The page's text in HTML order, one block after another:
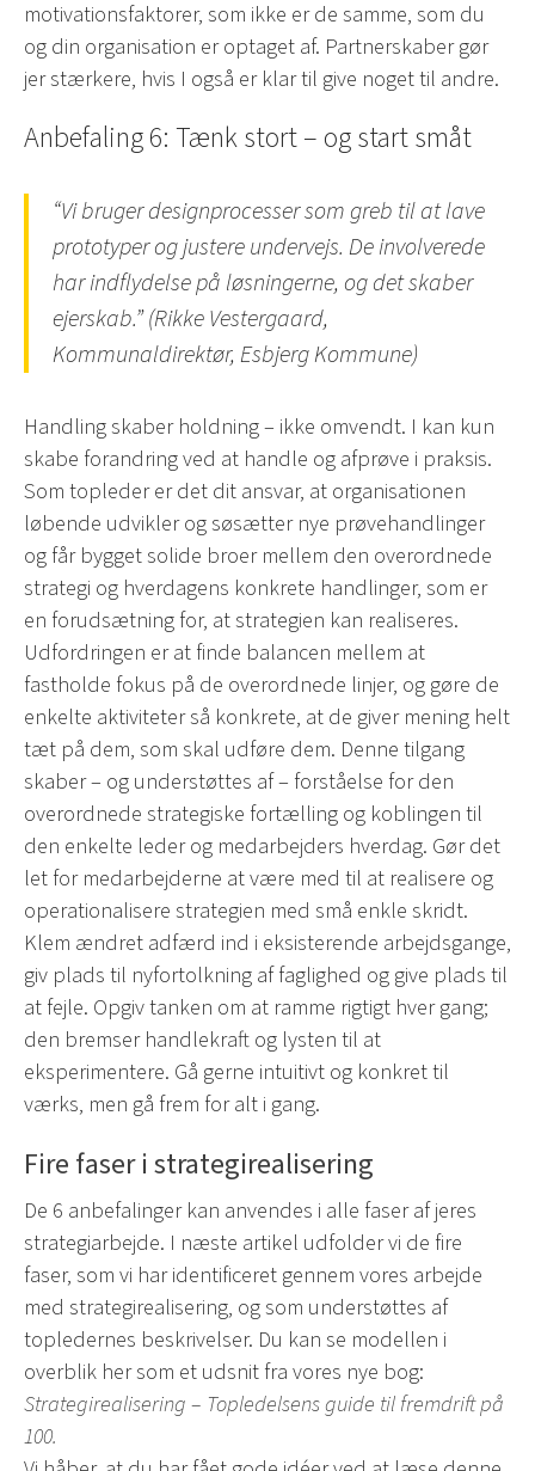
motivationsfaktorer, som ikke er de samme, som du
og din organisation er optaget af. Partnerskaber gør
jer stærkere, hvis I også er klar til give noget til andre.
Anbefaling 6: Tænk stort – og start småt
“Vi bruger designprocesser som greb til at lave
prototyper og justere undervejs. De involverede
har indflydelse på løsningerne, og det skaber
ejerskab.” (Rikke Vestergaard,
Kommunaldirektør, Esbjerg Kommune)
Handling skaber holdning – ikke omvendt. I kan kun
skabe forandring ved at handle og afprøve i praksis.
Som topleder er det dit ansvar, at organisationen
løbende udvikler og søsætter nye prøvehandlinger
og får bygget solide broer mellem den overordnede
strategi og hverdagens konkrete handlinger, som er
en forudsætning for, at strategien kan realiseres.
Udfordringen er at finde balancen mellem at
fastholde fokus på de overordnede linjer, og gøre de
enkelte aktiviteter så konkrete, at de giver mening helt
tæt på dem, som skal udføre dem. Denne tilgang
skaber – og understøttes af – forståelse for den
overordnede strategiske fortælling og koblingen til
den enkelte leder og medarbejders hverdag. Gør det
let for medarbejderne at være med til at realisere og
operationalisere strategien med små enkle skridt.
Klem ændret adfærd ind i eksisterende arbejdsgange,
giv plads til nyfortolkning af faglighed og give plads til
at fejle. Opgiv tanken om at ramme rigtigt hver gang;
den bremser handlekraft og lysten til at
eksperimentere. Gå gerne intuitivt og konkret til
værks, men gå frem for alt i gang.
Fire faser i strategirealisering
De 6 anbefalinger kan anvendes i alle faser af jeres
strategiarbejde. I næste artikel udfolder vi de fire
faser, som vi har identificeret gennem vores arbejde
med strategirealisering, og som understøttes af
topledernes beskrivelser. Du kan se modellen i
overblik her som et udsnit fra vores nye bog:
Strategirealisering – Topledelsens guide til fremdrift på
100.